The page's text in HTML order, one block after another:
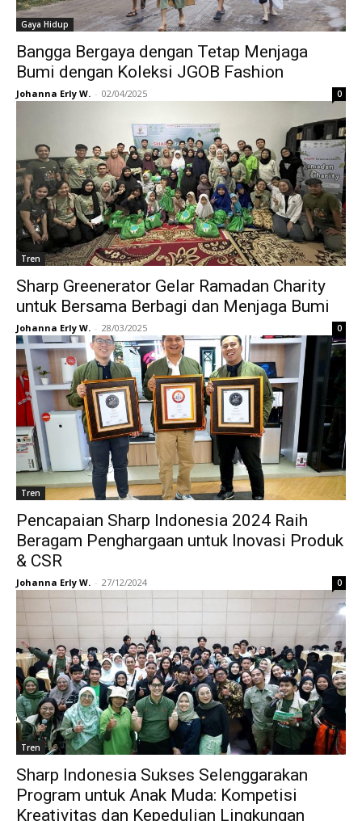
Gaya Hidup
Bangga Bergaya dengan Tetap Menjaga
Bumi dengan Koleksi JGOB Fashion
Johanna Erly W. - 02/04/2025 0
Tren
Sharp Greenerator Gelar Ramadan Charity
untuk Bersama Berbagi dan Menjaga Bumi
Johanna Erly W. - 28/03/2025 0
Tren
Pencapaian Sharp Indonesia 2024 Raih
Beragam Penghargaan untuk Inovasi Produk
& CSR
Johanna Erly W. - 27/12/2024 0
Tren
Sharp Indonesia Sukses Selenggarakan
Program untuk Anak Muda: Kompetisi
Kreativitas dan Kepedulian Lingkungan